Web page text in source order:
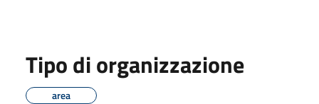
Tipo di organizzazione
area